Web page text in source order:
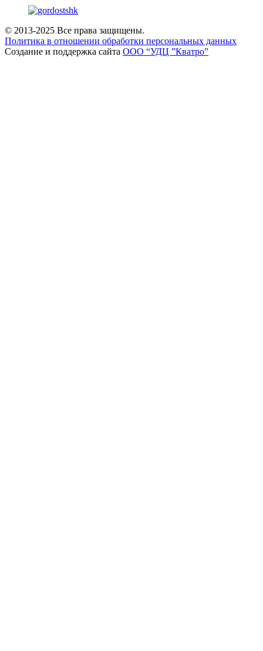
© 2013-2025 Все права защищены.
Политика в отношении обработки персональных данных
Создание и поддержка сайта ООО “УДЦ ”Кватро”